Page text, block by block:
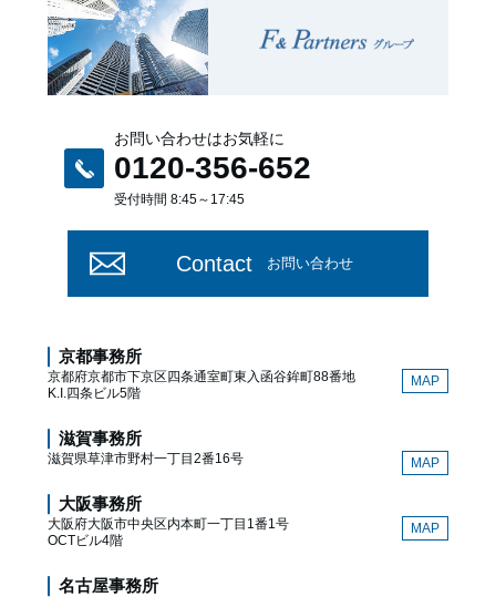
お問い合わせはお気軽に
0120-356-652
受付時間 8:45～17:45
Contact お問い合わせ
京都事務所
京都府京都市下京区四条通室町東入函谷鉾町88番地
K.I.四条ビル5階
MAP
滋賀事務所
滋賀県草津市野村一丁目2番16号 MAP
大阪事務所
大阪府大阪市中央区内本町一丁目1番1号
OCTビル4階
MAP
名古屋事務所